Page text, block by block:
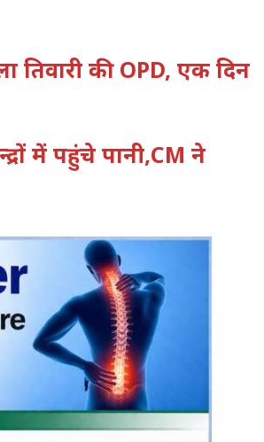
की OPD, एक दिन
में पहुंचे पानी,CM ने